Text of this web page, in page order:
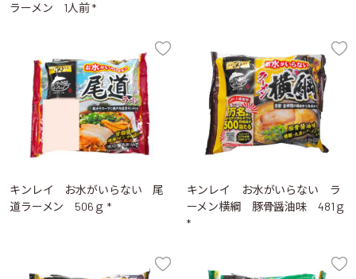
ラーメン 1人前 *
キンレイ お水がいらない 尾
道ラーメン 506ｇ *
キンレイ お水がいらない ラ
ーメン横綱 豚骨醤油味 481ｇ
*